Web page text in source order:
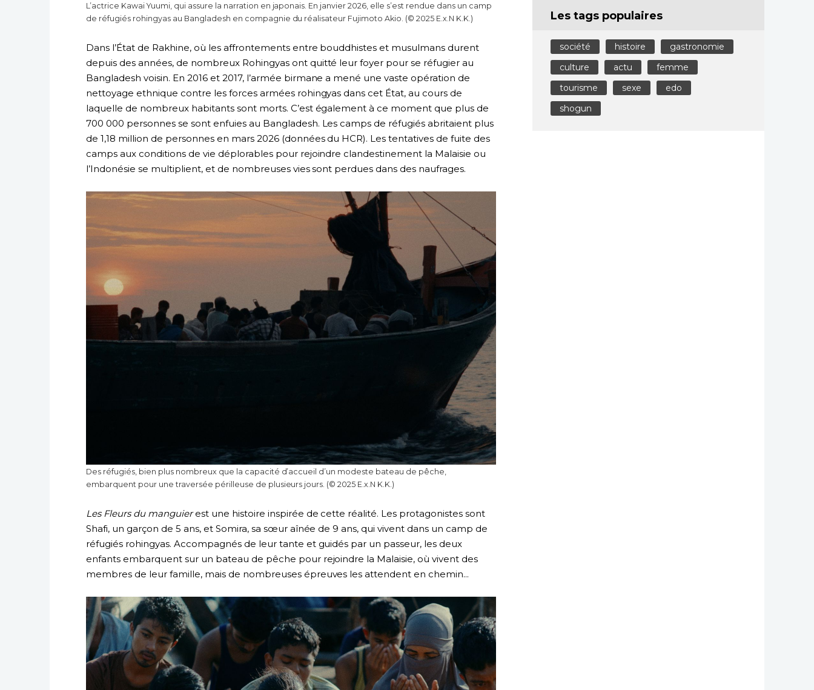
L’actrice Kawai Yuumi, qui assure la narration en japonais. En janvier 2026, elle s’est rendue dans un camp
de réfugiés rohingyas au Bangladesh en compagnie du réalisateur Fujimoto Akio. (© 2025 E.x.N K.K.)
Dans l’État de Rakhine, où les affrontements entre bouddhistes et musulmans durent
depuis des années, de nombreux Rohingyas ont quitté leur foyer pour se réfugier au
Bangladesh voisin. En 2016 et 2017, l’armée birmane a mené une vaste opération de
nettoyage ethnique contre les forces armées rohingyas dans cet État, au cours de
laquelle de nombreux habitants sont morts. C’est également à ce moment que plus de
700 000 personnes se sont enfuies au Bangladesh. Les camps de réfugiés abritaient plus
de 1,18 million de personnes en mars 2026 (données du HCR). Les tentatives de fuite des
camps aux conditions de vie déplorables pour rejoindre clandestinement la Malaisie ou
l’Indonésie se multiplient, et de nombreuses vies sont perdues dans des naufrages.
Des réfugiés, bien plus nombreux que la capacité d’accueil d’un modeste bateau de pêche,
embarquent pour une traversée périlleuse de plusieurs jours. (© 2025 E.x.N K.K.)
Les Fleurs du manguierest une histoire inspirée de cette réalité. Les protagonistes sont
Shafi, un garçon de 5 ans, et Somira, sa sœur aînée de 9 ans, qui vivent dans un camp de
réfugiés rohingyas. Accompagnés de leur tante et guidés par un passeur, les deux
enfants embarquent sur un bateau de pêche pour rejoindre la Malaisie, où vivent des
membres de leur famille, mais de nombreuses épreuves les attendent en chemin...
Les tags populaires
société histoire
gastronomie
culture
actu
femme
tourisme
sexe
edo
shogun